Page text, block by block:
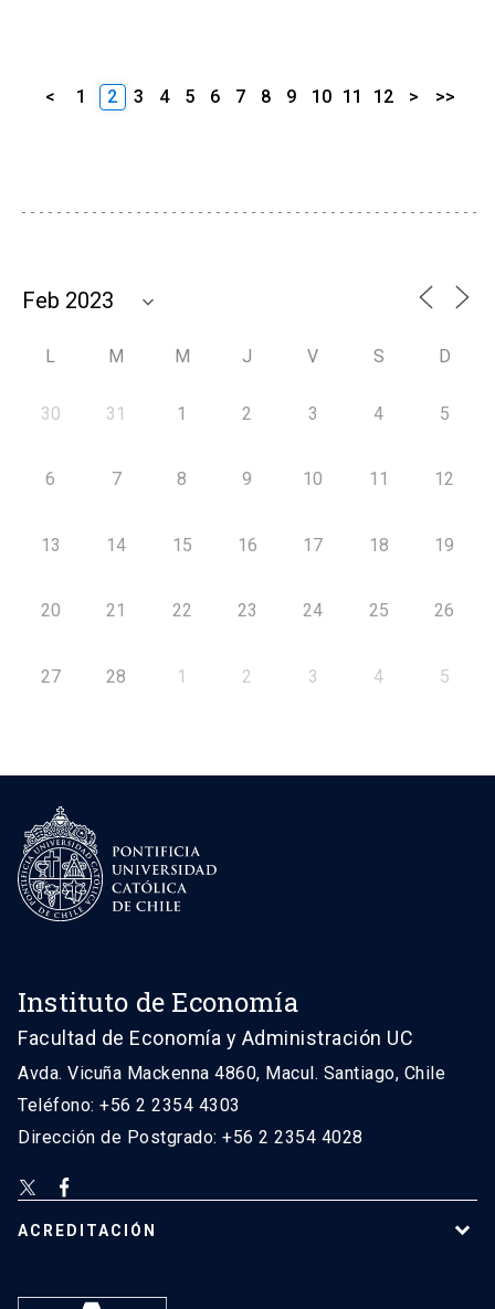
< 1 2 3 4 5 6 7 8 9 10 11 12 > >>
L M M J V S D
30 31 1 2 3 4 5
6 7 8 9 10 11 12
13 14 15 16 17 18 19
20 21 22 23 24 25 26
27 28 1 2 3 4 5
Instituto de Economía
Facultad de Economía y Administración UC
Avda. Vicuña Mackenna 4860, Macul. Santiago, Chile
Teléfono: +56 2 2354 4303
Dirección de Postgrado: +56 2 2354 4028
ACREDITACIÓN